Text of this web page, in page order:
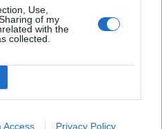
Use,
of my
with the
collected.
Access Privacy Policy